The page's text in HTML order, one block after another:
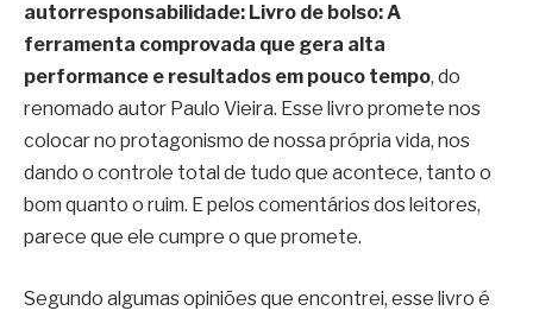
autorresponsabilidade: Livro de bolso: A
ferramenta comprovada que gera alta
performance e resultados em pouco tempo, do
renomado autor Paulo Vieira. Esse livro promete nos
colocar no protagonismo de nossa própria vida, nos
dando o controle total de tudo que acontece, tanto o
bom quanto o ruim. E pelos comentários dos leitores,
parece que ele cumpre o que promete.
Segundo algumas opiniões que encontrei, esse livro é